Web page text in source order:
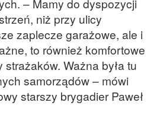
– Mamy do dyspozycji
niż przy ulicy
zaplecze garażowe, ale i
to również komfortowe
Ważna była tu
samorządów – mówi
starszy brygadier Paweł